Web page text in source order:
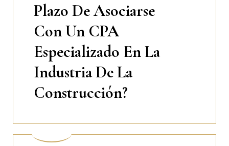
Plazo De Asociarse
Con Un CPA
Especializado En La
Industria De La
Construcción?